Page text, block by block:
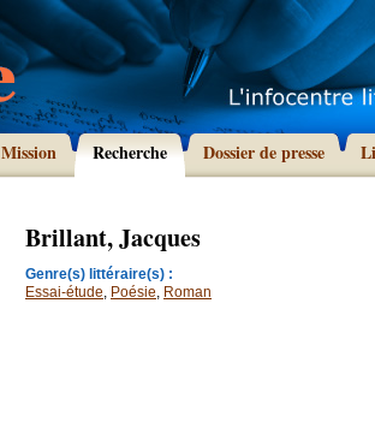
Mission Recherche Dossier de presse
Brillant, Jacques
Genre(s) littéraire(s) :
Essai-étude, Poésie, Roman